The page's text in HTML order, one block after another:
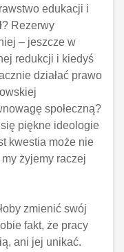
edukacji i
Rezerwy
– jeszcze w
redukcji i kiedyś
działać prawo
społeczną?
piękne ideologie
kwestia może nie
my żyjemy raczej
zmienić swój
fakt, że pracy
ani jej unikać.